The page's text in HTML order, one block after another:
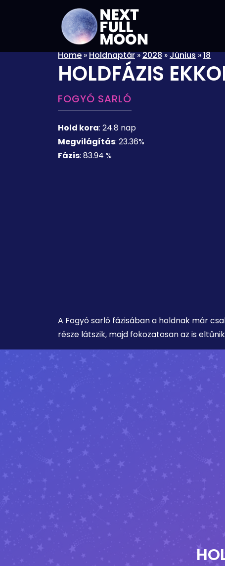
Home»Holdnaptár»2028»Június»18
HOLDFÁZIS
FOGYÓ SARLÓ
Hold kora: 24.8 nap
Megvilágítás: 23.36%
Fázis: 83.94 %
A Fogyó sarló fázisában a holdnak már
része látszik, majd fokozatosan az is